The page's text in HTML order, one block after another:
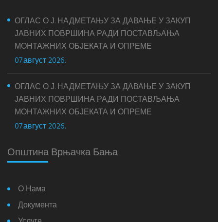
ОГЛАС О Ј. НАДМЕТАЊУ ЗА ДАВАЊЕ У ЗАКУП
ЈАВНИХ ПОВРШИНА РАДИ ПОСТАВЉАЊА
МОНТАЖНИХ ОБЈЕКАТА И ОПРЕМЕ
07.август 2026.
ОГЛАС О Ј. НАДМЕТАЊУ ЗА ДАВАЊЕ У ЗАКУП
ЈАВНИХ ПОВРШИНА РАДИ ПОСТАВЉАЊА
МОНТАЖНИХ ОБЈЕКАТА И ОПРЕМЕ
07.август 2026.
Општина Врњачка Бања
О Нама
Документа